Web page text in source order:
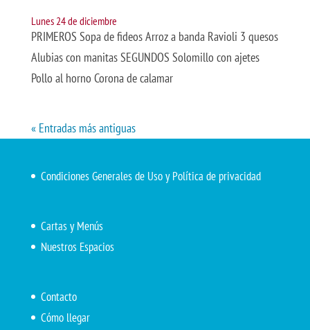
Lunes 24 de diciembre
PRIMEROS Sopa de fideos Arroz a banda Ravioli 3 quesos
Alubias con manitas SEGUNDOS Solomillo con ajetes
Pollo al horno Corona de calamar
« Entradas más antiguas
Condiciones Generales de Uso y Política de privacidad
Cartas y Menús
Nuestros Espacios
Contacto
Cómo llegar